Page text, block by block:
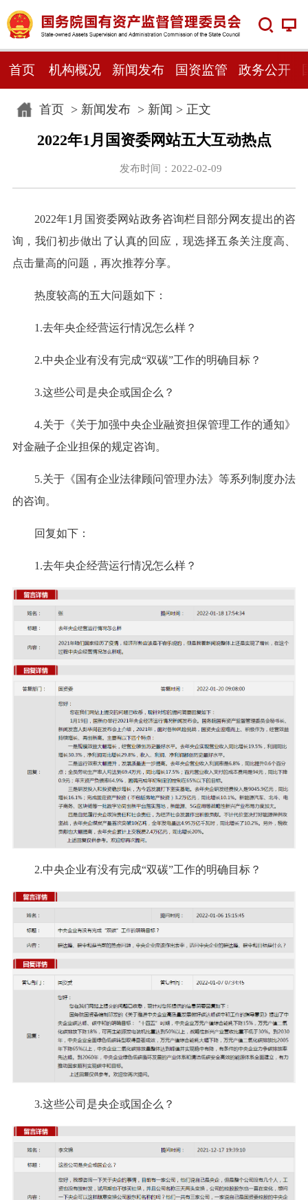
首页 机构概况 新闻发布 国资监管 政务公开
首页> 新闻发布> 新闻 > 正文
2022年1月国资委网站五大互动热点
发布时间：2022-02-09
2022年1月国资委网站政务咨询栏目部分网友提出的咨
询，我们初步做出了认真的回应，现选择五条关注度高、
点击量高的问题，再次推荐分享。
热度较高的五大问题如下：
1.去年央企经营运行情况怎么样？
2.中央企业有没有完成“双碳”工作的明确目标？
3.这些公司是央企或国企么？
4.关于《关于加强中央企业融资担保管理工作的通知》
对金融子企业担保的规定咨询。
5.关于《国有企业法律顾问管理办法》等系列制度办法
的咨询。
回复如下：
1.去年央企经营运行情况怎么样？
2.中央企业有没有完成“双碳”工作的明确目标？
3.这些公司是央企或国企么？